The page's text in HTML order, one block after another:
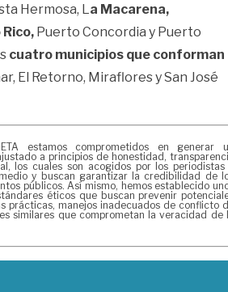
Hermosa, L a Macarena,
Puerto Concordia y Puerto
cuatro municipios que conforman
El Retorno, Miraflores y San José
estamos comprometidos en generar
a principios de honestidad,
los cuales son acogidos por los periodistas
y buscan garantizar la credibilidad de
públicos. Así mismo, hemos establecido
éticos que buscan prevenir
prácticas, manejos inadecuados de conflicto
similares que comprometan la veracidad de